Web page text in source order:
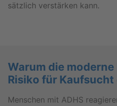
sätz­lich ver­stär­ken kann.
Warum die
Ri­si­ko für
Men­schen mit ADHS